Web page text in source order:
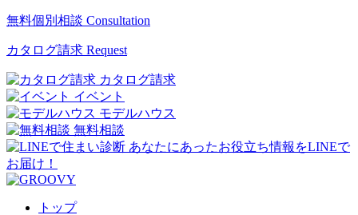
無料個別相談 Consultation
カタログ請求 Request
カタログ請求
イベント
モデルハウス
無料相談
トップ